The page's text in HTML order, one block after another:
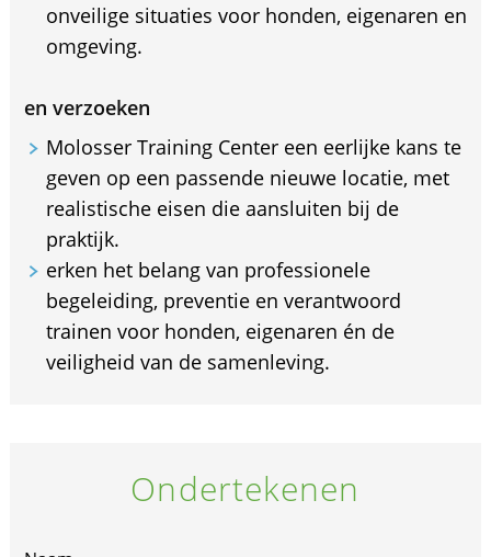
onveilige situaties voor honden, eigenaren en
omgeving.
en verzoeken
Molosser Training Center een eerlijke kans te
geven op een passende nieuwe locatie, met
realistische eisen die aansluiten bij de
praktijk.
erken het belang van professionele
begeleiding, preventie en verantwoord
trainen voor honden, eigenaren én de
veiligheid van de samenleving.
Ondertekenen